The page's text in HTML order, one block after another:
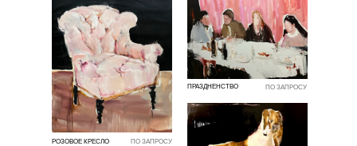
ПО ЗАПРОСУ
ПО ЗАПРОСУ
РОЗОВОЕ КРЕСЛО
ПРАЗДНЕНСТВО